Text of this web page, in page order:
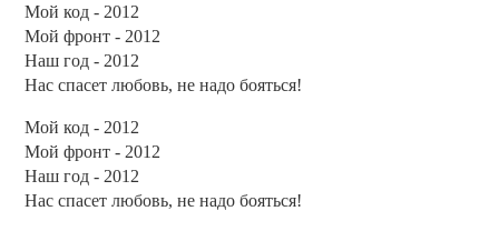
Мой код - 2012
Мой фронт - 2012
Наш год - 2012
Нас спасет любовь, не надо бояться!
Мой код - 2012
Мой фронт - 2012
Наш год - 2012
Нас спасет любовь, не надо бояться!